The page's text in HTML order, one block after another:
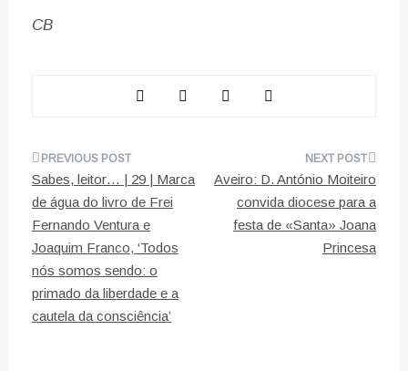
CB
Navegação
de
artigos
Sabes, leitor… | 29 | Marca
de água do livro de Frei
Fernando Ventura e
Joaquim Franco, ‘Todos
nós somos sendo: o
primado da liberdade e a
cautela da consciência’
Aveiro: D. António Moiteiro
convida diocese para a
festa de «Santa» Joana
Princesa